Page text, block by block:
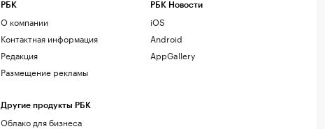
РБК
О компании
Контактная информация
Редакция
Размещение рекламы
Другие продукты РБК
Облако для бизнеса
РБК Новости
iOS
Android
AppGallery